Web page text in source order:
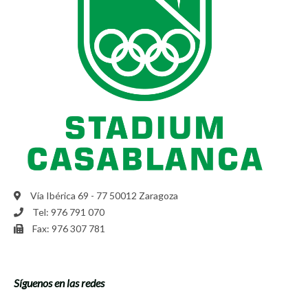
Vía Ibérica 69 - 77 50012 Zaragoza
Tel: 976 791 070
Fax: 976 307 781
Síguenos en las redes